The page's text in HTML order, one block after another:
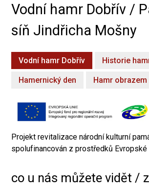
Vodní hamr Dobřív /
síň Jindřicha Mošny
Vodní hamr Dobřív Historie
Hamernický den Hamr obrazem
Projekt revitalizace národní kulturní
spolufinancován z prostředků Evropské
co u nás můžete vidět /